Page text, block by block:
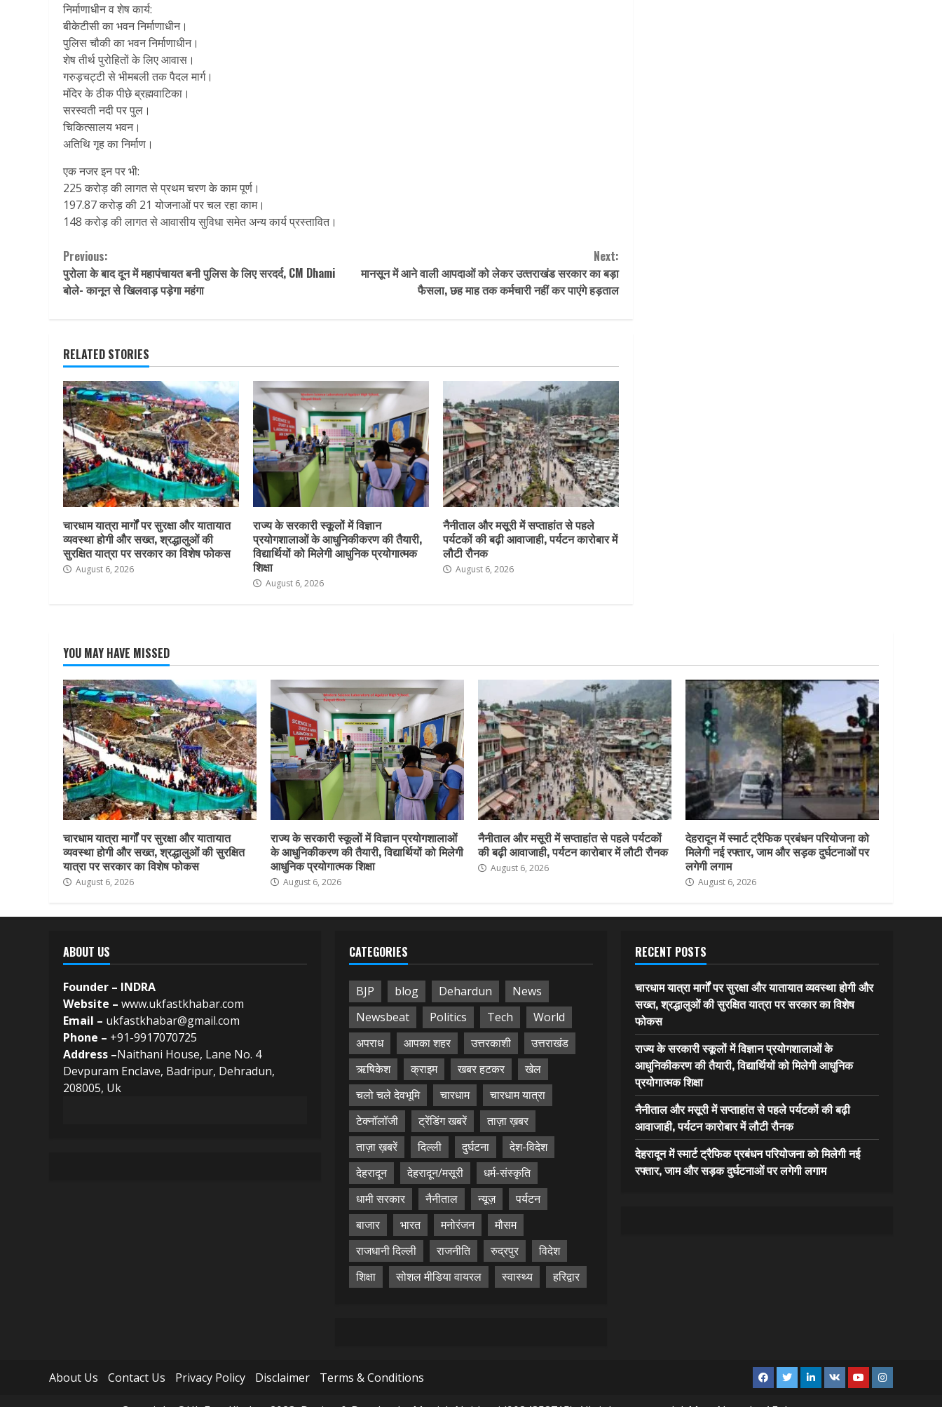
निर्माणाधीन व शेष कार्य:
बीकेटीसी का भवन निर्माणाधीन।
पुलिस चौकी का भवन निर्माणाधीन।
शेष तीर्थ पुरोहितों के लिए आवास।
गरुड़चट्टी से भीमबली तक पैदल मार्ग।
मंदिर के ठीक पीछे ब्रह्मवाटिका।
सरस्वती नदी पर पुल।
चिकित्सालय भवन।
अतिथि गृह का निर्माण।
एक नजर इन पर भी:
225 करोड़ की लागत से प्रथम चरण के काम पूर्ण।
197.87 करोड़ की 21 योजनाओं पर चल रहा काम।
148 करोड़ की लागत से आवासीय सुविधा समेत अन्य कार्य प्रस्तावित।
Continue
Reading
Previous:
पुरोला के बाद दून में महापंचायत बनी पुलिस के लिए सरदर्द, CM Dhami
बोले- कानून से खिलवाड़ पड़ेगा महंगा
Next:
मानसून में आने वाली आपदाओं को लेकर उत्‍तराखंड सरकार का बड़ा
फैसला, छह माह तक कर्मचारी नहीं कर पाएंगे हड़ताल
RELATED STORIES
चारधाम यात्रा मार्गों पर सुरक्षा और यातायात
व्यवस्था होगी और सख्त, श्रद्धालुओं की
सुरक्षित यात्रा पर सरकार का विशेष फोकस
August 6, 2026
राज्य के सरकारी स्कूलों में विज्ञान
प्रयोगशालाओं के आधुनिकीकरण की तैयारी,
विद्यार्थियों को मिलेगी आधुनिक प्रयोगात्मक
शिक्षा
August 6, 2026
नैनीताल और मसूरी में सप्ताहांत से पहले
पर्यटकों की बढ़ी आवाजाही, पर्यटन कारोबार में
लौटी रौनक
August 6, 2026
YOU MAY HAVE MISSED
चारधाम यात्रा मार्गों पर सुरक्षा और यातायात
व्यवस्था होगी और सख्त, श्रद्धालुओं की सुरक्षित
यात्रा पर सरकार का विशेष फोकस
August 6, 2026
राज्य के सरकारी स्कूलों में विज्ञान प्रयोगशालाओं
के आधुनिकीकरण की तैयारी, विद्यार्थियों को मिलेगी
आधुनिक प्रयोगात्मक शिक्षा
August 6, 2026
नैनीताल और मसूरी में सप्ताहांत से पहले पर्यटकों
की बढ़ी आवाजाही, पर्यटन कारोबार में लौटी रौनक
August 6, 2026
देहरादून में स्मार्ट ट्रैफिक प्रबंधन परियोजना को
मिलेगी नई रफ्तार, जाम और सड़क दुर्घटनाओं पर
लगेगी लगाम
August 6, 2026
ABOUT US
Founder – INDRA
Website – www.ukfastkhabar.com
Email – ukfastkhabar@gmail.com
Phone – +91-9917070725
Address –Naithani House, Lane No. 4
Devpuram Enclave, Badripur, Dehradun,
208005, Uk
CATEGORIES
BJP blog Dehardun
News
Newsbeat
Politics Tech
World
अपराध
आपका शहर उत्तरकाशी
उत्तराखंड
ऋषिकेश
क्राइम खबर हटकर
खेल
चलो चले देवभूमि
चारधाम
चारधाम यात्रा
टेक्नॉलॉजी
ट्रेंडिंग खबरें
ताज़ा ख़बर
ताज़ा ख़बरें
दिल्ली दुर्घटना
देश-विदेश
देहरादून
देहरादून/मसूरी
धर्म-संस्कृति
धामी सरकार
नैनीताल न्यूज़
पर्यटन
बाजार
भारत मनोरंजन
मौसम
राजधानी दिल्ली
राजनीति रुद्रपुर
विदेश
शिक्षा
सोशल मीडिया वायरल स्वास्थ्य हरिद्वार
RECENT POSTS
चारधाम यात्रा मार्गों पर सुरक्षा और यातायात व्यवस्था होगी और
सख्त, श्रद्धालुओं की सुरक्षित यात्रा पर सरकार का विशेष
फोकस
राज्य के सरकारी स्कूलों में विज्ञान प्रयोगशालाओं के
आधुनिकीकरण की तैयारी, विद्यार्थियों को मिलेगी आधुनिक
प्रयोगात्मक शिक्षा
नैनीताल और मसूरी में सप्ताहांत से पहले पर्यटकों की बढ़ी
आवाजाही, पर्यटन कारोबार में लौटी रौनक
देहरादून में स्मार्ट ट्रैफिक प्रबंधन परियोजना को मिलेगी नई
रफ्तार, जाम और सड़क दुर्घटनाओं पर लगेगी लगाम
About Us Contact Us Privacy Policy Disclaimer Terms & Conditions Facebook
TwitterLinkedin
VK YoutubeInstagram